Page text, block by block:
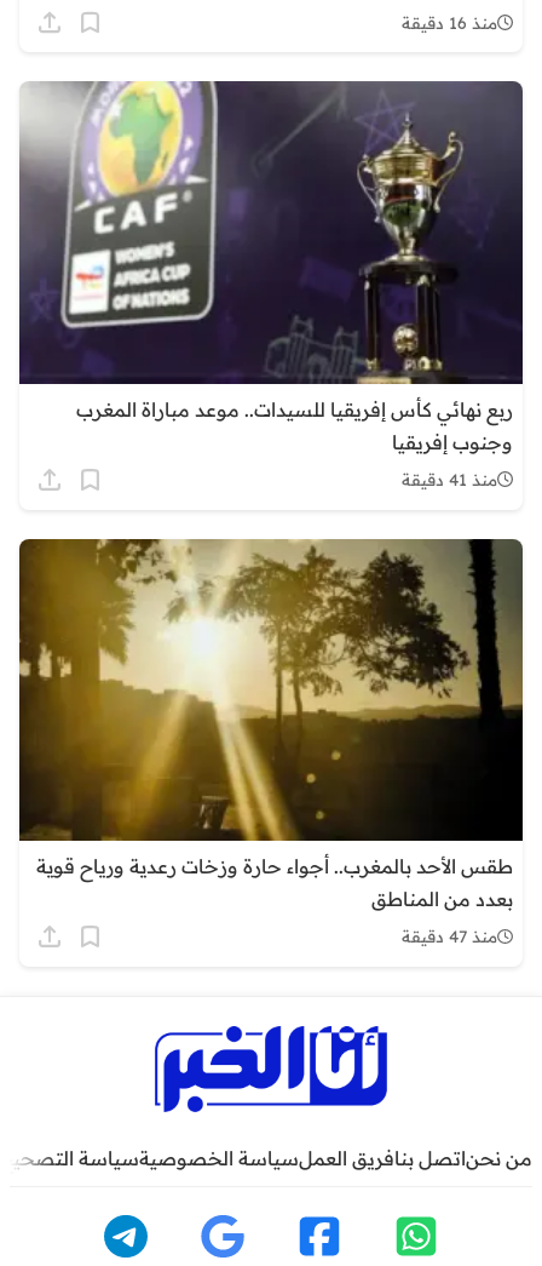
منذ 16 دقيقة
ربع نهائي كأس إفريقيا للسيدات.. موعد مباراة المغرب
وجنوب إفريقيا
منذ 41 دقيقة
طقس الأحد بالمغرب.. أجواء حارة وزخات رعدية ورياح قوية
بعدد من المناطق
منذ 47 دقيقة
من نحناتصل بنافريق العملسياسة الخصوصيةسياسة التصحيح